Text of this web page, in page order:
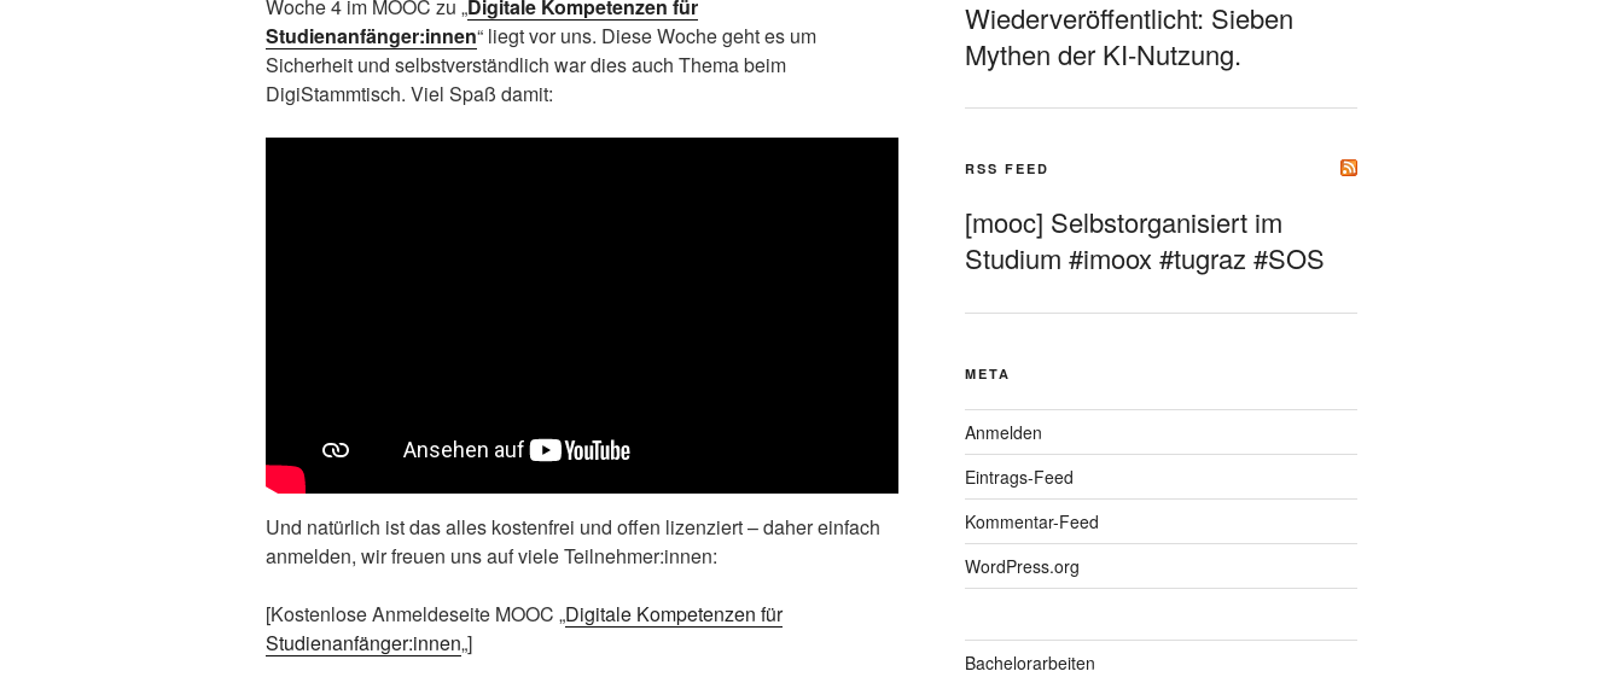
Woche 4 im MOOC zu „Digitale Kompetenzen für
Studienanfänger:innen“ liegt vor uns. Diese Woche geht es um
Sicherheit und selbstverständlich war dies auch Thema beim
DigiStammtisch. Viel Spaß damit:
Und natürlich ist das alles kostenfrei und offen lizenziert – daher einfach
anmelden, wir freuen uns auf viele Teilnehmer:innen:
[Kostenlose Anmeldeseite MOOC „Digitale Kompetenzen für
Studienanfänger:innen„]
Wiederveröffentlicht: Sieben
Mythen der KI-Nutzung.
RSS FEED
[mooc] Selbstorganisiert im
Studium #imoox #tugraz #SOS
META
Anmelden
Eintrags-Feed
Kommentar-Feed
WordPress.org
Bachelorarbeiten